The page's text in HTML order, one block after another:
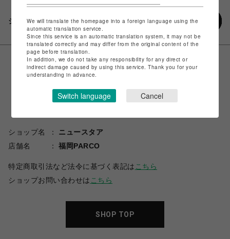
シェアする
ショップ名
ニュースタア
店舗名
福岡PARCO
特定商取引法など法令に基づく表記は こちら
ショップお問い合わせは こちら
SHOP TOP
We will translate the homepage into a foreign language using the
automatic translation service.
Since this service is an automatic translation system, it may not be
translated correctly and may differ from the original content of the
page before translation.
In addition, we do not take any responsibility for any direct or
indirect damage caused by using this service. Thank you for your
understanding in advance.
Switch language Cancel